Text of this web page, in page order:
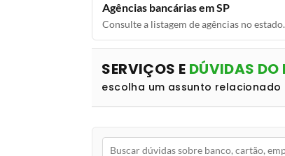
Agências bancárias em SP
Consulte a listagem de agências no estado.
SERVIÇOS E DÚVIDAS DO
escolha um assunto